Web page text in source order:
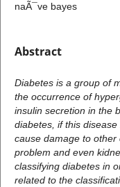
naÃ¯ve bayes
Abstract
Diabetes is a group of
the occurrence of
insulin secretion in the
diabetes, if this
cause damage to
problem and even
classifying diabetes in
related to the